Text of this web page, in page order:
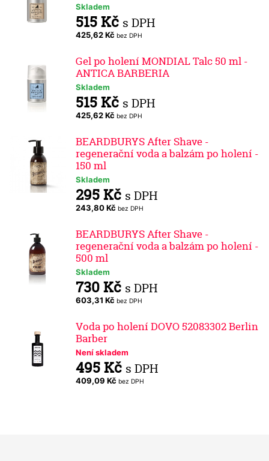
Skladem
515 Kč s DPH
425,62 Kč bez DPH
Gel po holení MONDIAL Talc 50 ml -
ANTICA BARBERIA
Skladem
515 Kč s DPH
425,62 Kč bez DPH
BEARDBURYS After Shave -
regenerační voda a balzám po holení -
150 ml
Skladem
295 Kč s DPH
243,80 Kč bez DPH
BEARDBURYS After Shave -
regenerační voda a balzám po holení -
500 ml
Skladem
730 Kč s DPH
603,31 Kč bez DPH
Voda po holení DOVO 52083302 Berlin
Barber
Není skladem
495 Kč s DPH
409,09 Kč bez DPH